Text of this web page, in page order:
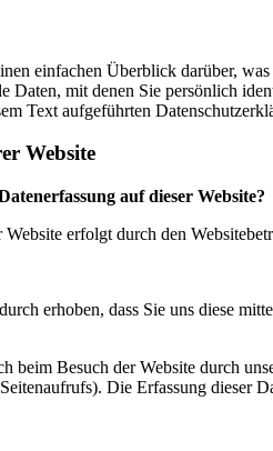
einfachen Überblick darüber,
Daten, mit denen Sie persönlich
Text aufgeführten
Website
auf dieser Website?
erfolgt durch den
erhoben, dass Sie uns diese
beim Besuch der Website durch
Die Erfassung dieser